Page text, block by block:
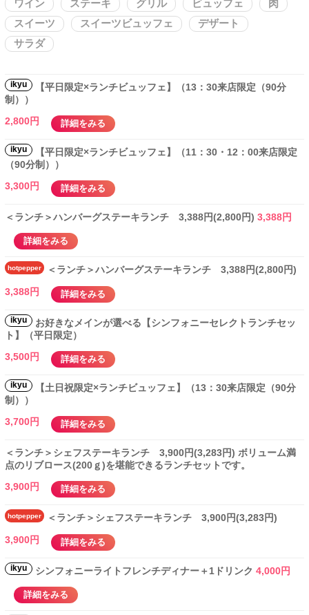
ikyu
【平日限定×ランチビュッフェ】（13：30来店限定（90分
制））
2,800円
詳細をみる
ikyu
【平日限定×ランチビュッフェ】（11：30・12：00来店限定
（90分制））
3,300円
詳細をみる
＜ランチ＞ハンバーグステーキランチ 3,388円(2,800円) 3,388円
詳細をみる
hotpepper
＜ランチ＞ハンバーグステーキランチ 3,388円(2,800円)
3,388円
詳細をみる
ikyu
お好きなメインが選べる【シンフォニーセレクトランチセッ
ト】（平日限定）
3,500円
詳細をみる
ikyu
【土日祝限定×ランチビュッフェ】（13：30来店限定（90分
制））
3,700円
詳細をみる
＜ランチ＞シェフステーキランチ 3,900円(3,283円) ボリューム満
点のリブロース(200ｇ)を堪能できるランチセットです。
3,900円
詳細をみる
hotpepper
＜ランチ＞シェフステーキランチ 3,900円(3,283円)
3,900円
詳細をみる
ikyu シンフォニーライトフレンチディナー＋1ドリンク 4,000円
詳細をみる
ワイン ステーキ グリル ビュッフェ
肉
スイーツ
スイーツビュッフェ
デザート
サラダ